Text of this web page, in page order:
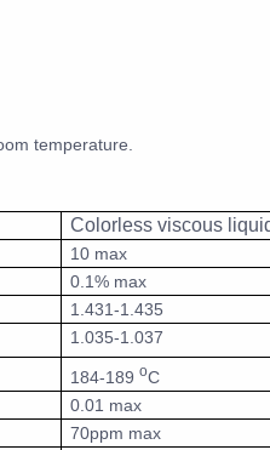
temperature.
Colorless viscous
10 max
0.1% max
1.431-1.435
1.035-1.037
184-189 oC
0.01 max
70ppm max